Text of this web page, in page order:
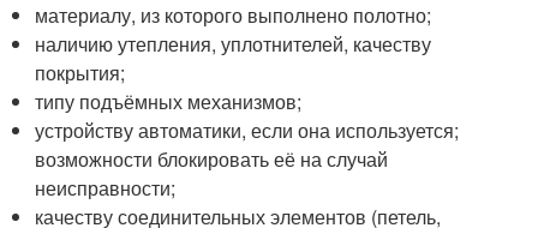
материалу, из которого выполнено полотно;
наличию утепления, уплотнителей, качеству
покрытия;
типу подъёмных механизмов;
устройству автоматики, если она используется;
возможности блокировать её на случай
неисправности;
качеству соединительных элементов (петель,